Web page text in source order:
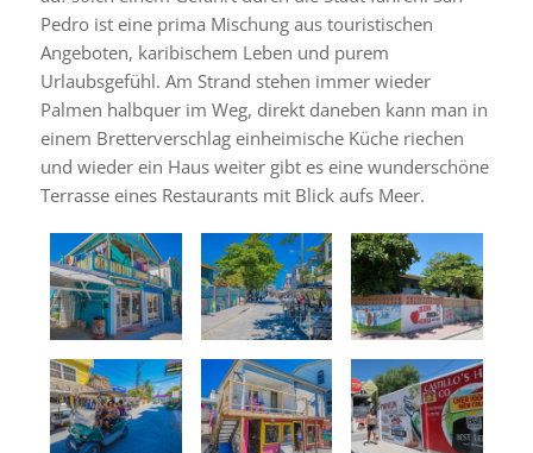
Pedro ist eine prima Mischung aus touristischen
Angeboten, karibischem Leben und purem
Urlaubsgefühl. Am Strand stehen immer wieder
Palmen halbquer im Weg, direkt daneben kann man in
einem Bretterverschlag einheimische Küche riechen
und wieder ein Haus weiter gibt es eine wunderschöne
Terrasse eines Restaurants mit Blick aufs Meer.